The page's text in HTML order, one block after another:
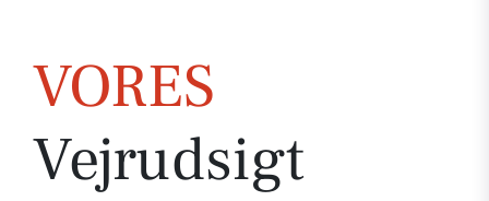
VORES
Vejrudsigt